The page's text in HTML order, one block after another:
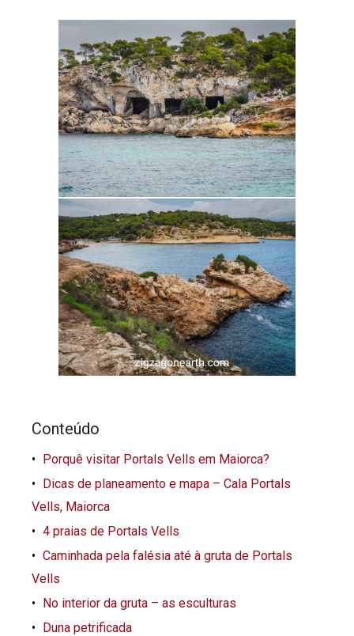
Conteúdo
Porquê visitar Portals Vells em Maiorca?
Dicas de planeamento e mapa – Cala Portals
Vells, Maiorca
4 praias de Portals Vells
Caminhada pela falésia até à gruta de Portals
Vells
No interior da gruta – as esculturas
Duna petrificada